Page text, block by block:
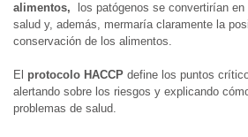
alimentos,
los patógenos se convertirían
salud y, además, mermaría claramente la
conservación de los alimentos.
El protocolo HACCP define los puntos
alertando sobre los riesgos y explicando
problemas de salud.